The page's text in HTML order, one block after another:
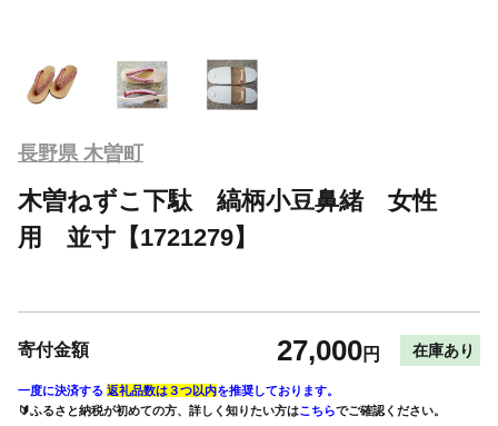
長野県 木曽町
木曽ねずこ下駄 縞柄小豆鼻緒 女性
用 並寸【1721279】
寄付金額 27,000円 在庫あり
一度に決済する 返礼品数は３つ以内を推奨しております。
🔰ふるさと納税が初めての方、詳しく知りたい方はこちらでご確認ください。